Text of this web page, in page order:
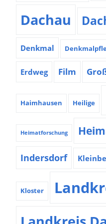
Dachau
Denkmal
Erdweg Film
Haimhausen Heilige
Heimatforschung
Indersdorf
Kloster